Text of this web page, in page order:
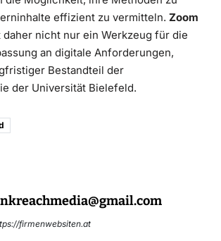
effizient zu vermitteln. Zoom
nicht nur ein Werkzeug für die
an digitale Anforderungen,
Bestandteil der
der Universität Bielefeld.
firmenwebsiten.at